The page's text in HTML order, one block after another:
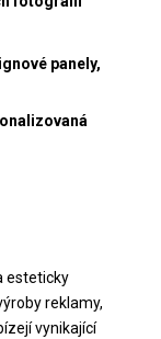
panely,
esteticky
reklamy,
vynikající